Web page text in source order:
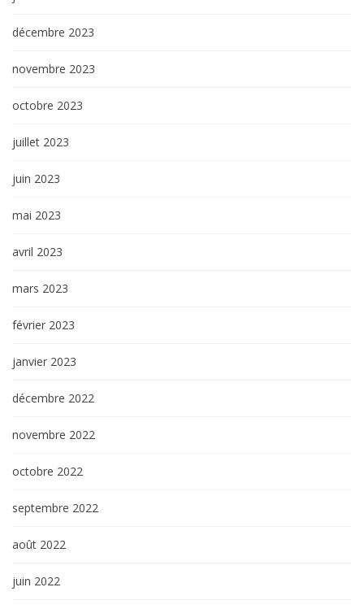
décembre 2023
novembre 2023
octobre 2023
juillet 2023
juin 2023
mai 2023
avril 2023
mars 2023
février 2023
janvier 2023
décembre 2022
novembre 2022
octobre 2022
septembre 2022
août 2022
juin 2022